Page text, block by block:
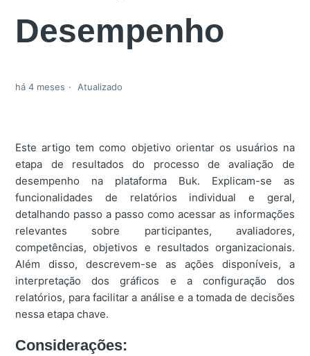
Desempenho
há 4 meses Atualizado
Este artigo tem como objetivo orientar os usuários na
etapa de resultados do processo de avaliação de
desempenho na plataforma Buk. Explicam-se as
funcionalidades de relatórios individual e geral,
detalhando passo a passo como acessar as informações
relevantes sobre participantes, avaliadores,
competências, objetivos e resultados organizacionais.
Além disso, descrevem-se as ações disponíveis, a
interpretação dos gráficos e a configuração dos
relatórios, para facilitar a análise e a tomada de decisões
nessa etapa chave.
Considerações: